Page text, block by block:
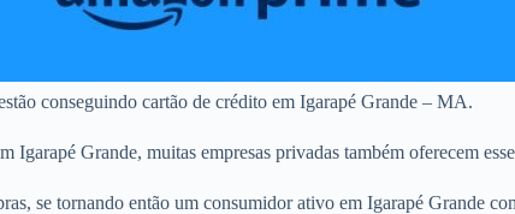
conseguindo cartão de crédito em Igarapé Grande – MA.
Igarapé Grande, muitas empresas privadas também oferecem
se tornando então um consumidor ativo em Igarapé Grande